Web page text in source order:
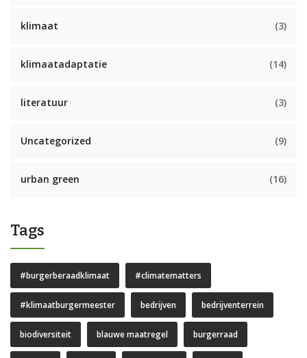
klimaat (3)
klimaatadaptatie (14)
literatuur (3)
Uncategorized (9)
urban green (16)
Tags
#burgerberaadklimaat #climatematters
#klimaatburgermeester bedrijven bedrijventerrein
biodiversiteit blauwe maatregel burgerraad